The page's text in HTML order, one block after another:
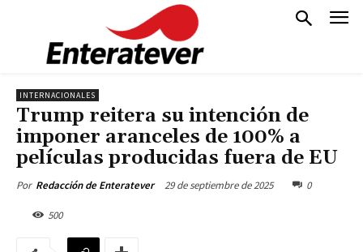
INTERNACIONALES
Trump reitera su intención de
imponer aranceles de 100% a
películas producidas fuera de EU
Por Redacción de Enteratever 29 de septiembre de 2025 0
500